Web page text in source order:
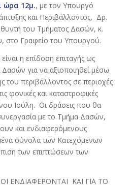
ώρα 12μ., με τον Υπουργό
και Περιβάλλοντος, Δρ.
του Τμήματος Δασών, κ.
στο Γραφείο του Υπουργού.
η επίδοση επιταγής ως
για να αξιοποιηθεί μέσω
του περιβάλλοντος σε περιοχές
φονικές και καταστροφικές
Ιούλη. Οι δράσεις που θα
με το Τμήμα Δασών,
και ενδιαφερόμενους
σύνολα των Κατεχόμενων
των επιπτώσεων των
ΕΝΔΙΑΦΕΡΟΝΤΑΙ ΚΑΙ ΓΙΑ ΤΟ